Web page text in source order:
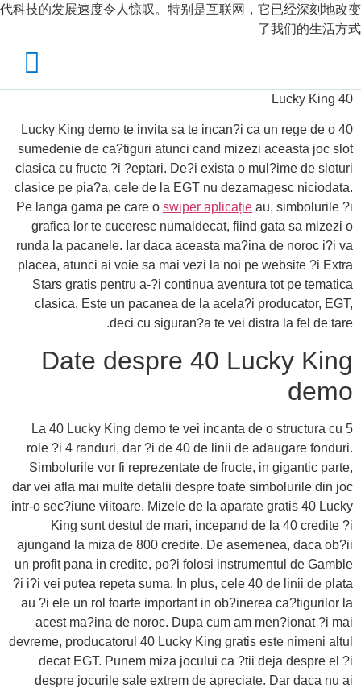
代科技的发展速度令人惊叹。特别是互联网，它已经深刻地改变
了我们的生活方式
40 Lucky King
40 Lucky King demo te invita sa te incan?i ca un rege de o
sumedenie de ca?tiguri atunci cand mizezi aceasta joc slot
clasica cu fructe ?i ?eptari. De?i exista o mul?ime de sloturi
clasice pe pia?a, cele de la EGT nu dezamagesc niciodata.
Pe langa gama pe care o swiper aplicație au, simbolurile ?i
grafica lor te cuceresc numaidecat, fiind gata sa mizezi o
runda la pacanele. Iar daca aceasta ma?ina de noroc i?i va
placea, atunci ai voie sa mai vezi la noi pe website ?i Extra
Stars gratis pentru a-?i continua aventura tot pe tematica
clasica. Este un pacanea de la acela?i producator, EGT,
deci cu siguran?a te vei distra la fel de tare.
Date despre 40 Lucky King
demo
La 40 Lucky King demo te vei incanta de o structura cu 5
role ?i 4 randuri, dar ?i de 40 de linii de adaugare fonduri.
Simbolurile vor fi reprezentate de fructe, in gigantic parte,
dar vei afla mai multe detalii despre toate simbolurile din joc
intr-o sec?iune viitoare. Mizele de la aparate gratis 40 Lucky
King sunt destul de mari, incepand de la 40 credite ?i
ajungand la miza de 800 credite. De asemenea, daca ob?ii
un profit pana in credite, po?i folosi instrumentul de Gamble
?i i?i vei putea repeta suma. In plus, cele 40 de linii de plata
au ?i ele un rol foarte important in ob?inerea ca?tigurilor la
acest ma?ina de noroc. Dupa cum am men?ionat ?i mai
devreme, producatorul 40 Lucky King gratis este nimeni altul
decat EGT. Punem miza jocului ca ?tii deja despre el ?i
despre jocurile sale extrem de apreciate. Dar daca nu ai